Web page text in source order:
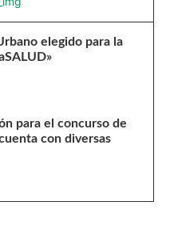
elegido para la
para el concurso de
con diversas